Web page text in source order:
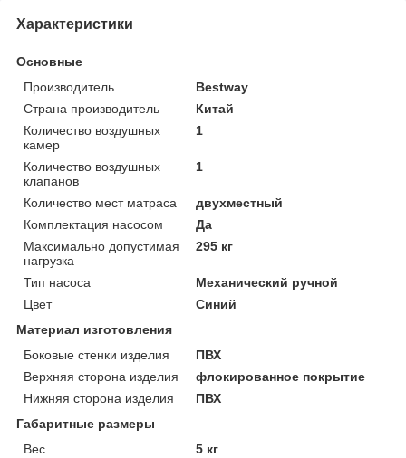
Характеристики
Основные
Производитель
Bestway
Страна производитель
Китай
Количество воздушных
камер
1
Количество воздушных
клапанов
1
Количество мест матраса
двухместный
Комплектация насосом
Да
Максимально допустимая
нагрузка
295 кг
Тип насоса
Механический ручной
Цвет
Синий
Материал изготовления
Боковые стенки изделия
ПВХ
Верхняя сторона изделия
флокированное покрытие
Нижняя сторона изделия
ПВХ
Габаритные размеры
Вес
5 кг